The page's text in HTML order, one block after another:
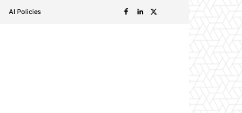
AI Policies